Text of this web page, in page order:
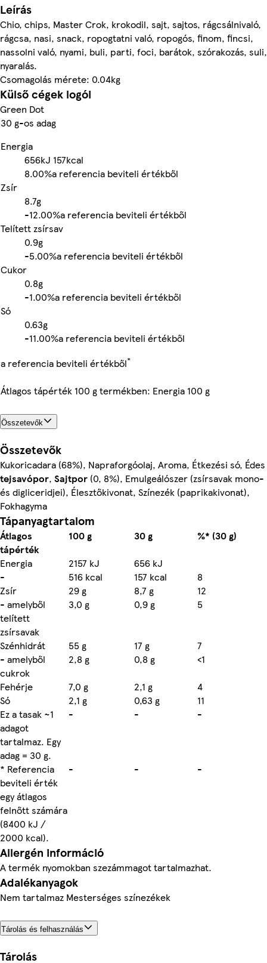
Leírás
Chio, chips, Master Crok, krokodil, sajt, sajtos, rágcsálnivaló,
rágcsa, nasi, snack, ropogtatni való, ropogós, finom, fincsi,
nassolni való, nyami, buli, parti, foci, barátok, szórakozás, suli,
nyaralás.
Csomagolás mérete: 0.04kg
Külső cégek logói
Green Dot
30 g-os adag
Energia
656kJ 157kcal
8.00%a referencia beviteli értékből
Zsír
8.7g
-12.00%a referencia beviteli értékből
Telített zsírsav
0.9g
-5.00%a referencia beviteli értékből
Cukor
0.8g
-1.00%a referencia beviteli értékből
Só
0.63g
-11.00%a referencia beviteli értékből
a referencia beviteli értékből*
Átlagos tápérték 100 g termékben: Energia 100 g
Összetevők
Összetevők
Kukoricadara (68%), Napraforgóolaj, Aroma, Étkezési só, Édes
tejsavópor, Sajtpor (0, 8%), Emulgeálószer (zsírsavak mono-
és digliceridjei), Élesztőkivonat, Színezék (paprikakivonat),
Fokhagyma
Tápanyagtartalom
Átlagos
tápérték
100 g 30 g
%* (30 g)
Energia
2157 kJ
656 kJ
-
516 kcal 157 kcal
8
Zsír
29 g 8,7 g
12
- amelyből
telített
zsírsavak
3,0 g 0,9 g 5
Szénhidrát 55 g 17 g
7
- amelyből
cukrok
2,8 g 0,8 g
<1
Fehérje
7,0 g 2,1 g
4
Só
2,1 g 0,63 g
11
Ez a tasak ~1
adagot
tartalmaz. Egy
adag = 30 g.
- - -
* Referencia
beviteli érték
egy átlagos
felnőtt számára
(8400 kJ /
2000 kcal).
- - -
Allergén információ
A termék nyomokban szezámmagot tartalmazhat.
Adalékanyagok
Nem tartalmaz Mesterséges színezékek
Tárolás és felhasználás
Tárolás